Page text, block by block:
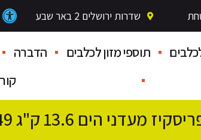
שדרות ירושלים 2 באר שבע
תוספי מזון לכלבים הדברה
מעדני הים 13.6 ק"ג 249 ש"ח